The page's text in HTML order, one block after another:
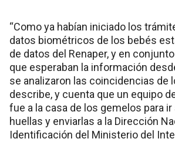
“Como ya habían iniciado los
datos biométricos de los bebés
de datos del Renaper, y en
que esperaban la información
se analizaron las coincidencias de
describe, y cuenta que un equipo
fue a la casa de los gemelos para
huellas y enviarlas a la Dirección
Identificación del Ministerio del